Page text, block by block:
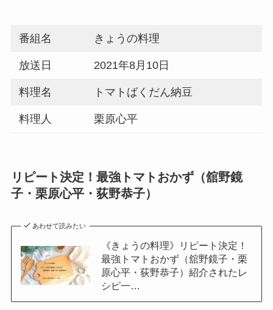
番組名 きょうの料理
放送日 2021年8月10日
料理名 トマトばくだん納豆
料理人 栗原心平
リピート決定！最強トマトおかず（舘野鏡
子・栗原心平・荻野恭子）
あわせて読みたい
《きょうの料理》リピート決定！
最強トマトおかず（舘野鏡子・栗
原心平・荻野恭子）紹介されたレ
シピ一…